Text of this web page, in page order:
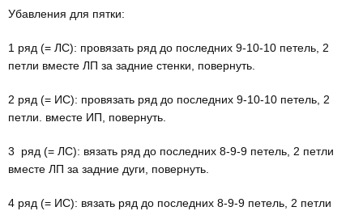
Убавления для пятки:
1 ряд (= ЛС): провязать ряд до послед­них 9-10-10 петель, 2
петли вместе ЛП за задние стенки, повернуть.
2 ряд (= ИС): провязать ряд до последних 9-10-10 петель, 2
петли. вместе ИП, повернуть.
3 ряд (= ЛС): вязать ряд до последних 8-9-9 петель, 2 петли
вместе ЛП за задние дуги, повернуть.
4 ряд (= ИС): вязать ряд до последних 8-9-9 петель, 2 петли